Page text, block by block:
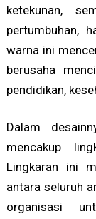
ketekunan,
pertumbuhan,
warna ini
berusaha
pendidikan,
Dalam
mencakup
Lingkaran ini
antara seluruh
organisasi